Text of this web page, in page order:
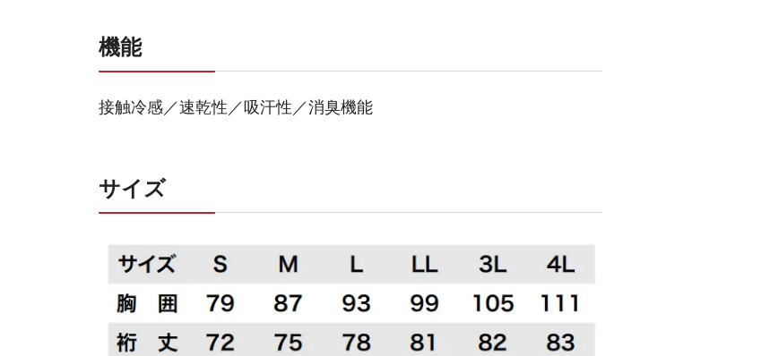
機能
接触冷感／速乾性／吸汗性／消臭機能
サイズ